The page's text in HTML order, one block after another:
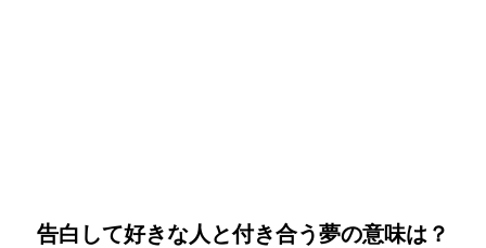
告白して好きな人と付き合う夢の意味は？